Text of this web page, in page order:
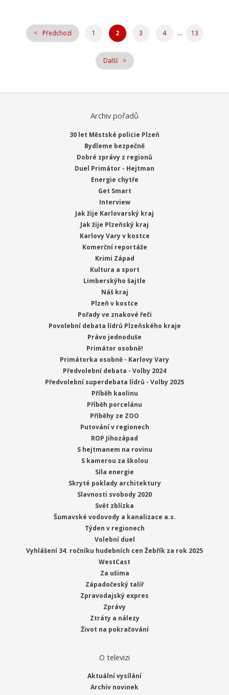
Předchozí 1 2 3 4 ... 13
Další
Archiv pořadů
30 let Městské policie Plzeň
Bydleme bezpečně
Dobré zprávy z regionů
Duel Primátor - Hejtman
Energie chytře
Get Smart
Interview
Jak žije Karlovarský kraj
Jak žije Plzeňský kraj
Karlovy Vary v kostce
Komerční reportáže
Krimi Západ
Kultura a sport
Limberskýho šajtle
Náš kraj
Plzeň v kostce
Pořady ve znakové řeči
Povolební debata lídrů Plzeňského kraje
Právo jednoduše
Primátor osobně!
Primátorka osobně - Karlovy Vary
Předvolební debata - Volby 2024
Předvolební superdebata lídrů - Volby 2025
Příběh kaolinu
Příběh porcelánu
Příběhy ze ZOO
Putování v regionech
ROP Jihozápad
S hejtmanem na rovinu
S kamerou za školou
Síla energie
Skryté poklady architektury
Slavnosti svobody 2020
Svět zblízka
Šumavské vodovody a kanalizace a.s.
Týden v regionech
Volební duel
Vyhlášení 34. ročníku hudebních cen Žebřík za rok 2025
WestCast
Za ušima
Západočeský talíř
Zpravodajský expres
Zprávy
Ztráty a nálezy
Život na pokračování
O televizi
Aktuální vysílání
Archiv novinek